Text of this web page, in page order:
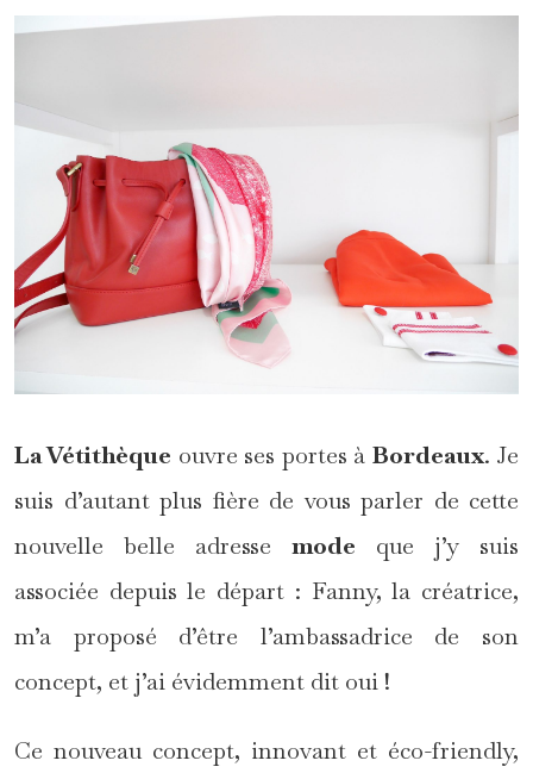
La Vétithèque ouvre ses portes à Bordeaux. Je
suis d’autant plus fière de vous parler de cette
nouvelle belle adresse mode que j’y suis
associée depuis le départ : Fanny, la créatrice,
m’a proposé d’être l’ambassadrice de son
concept, et j’ai évidemment dit oui !
Ce nouveau concept, innovant et éco-friendly,